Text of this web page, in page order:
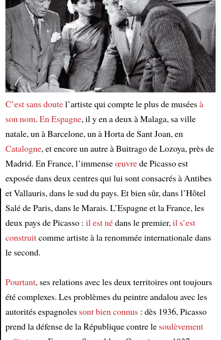
C’est sans doutel’artiste qui compte le plus de muséesà
son nom. En Espagne, il y en a deux à Malaga, sa ville
natale, un à Barcelone, un à Horta de Sant Joan, en
Catalogne, et encore un autre à Buitrago de Lozoya, près de
Madrid. En France, l’immenseœuvrede Picasso est
exposée dans deux centres qui lui sont consacrés à Antibes
et Vallauris, dans le sud du pays. Et bien sûr, dans l’Hôtel
Salé de Paris, dans le Marais. L’Espagne et la France, les
deux pays de Picasso : il est nédans le premier,il s’est
construitcomme artiste à la renommée internationale dans
le second.
Pourtant, ses relations avec les deux territoires ont toujours
été complexes. Les problèmes du peintre andalou avec les
autorités espagnoles sont bien connus: dès 1936, Picasso
prend la défense de la République contre le soulèvement